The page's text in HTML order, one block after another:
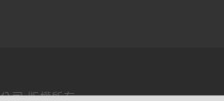
司 版權所有.